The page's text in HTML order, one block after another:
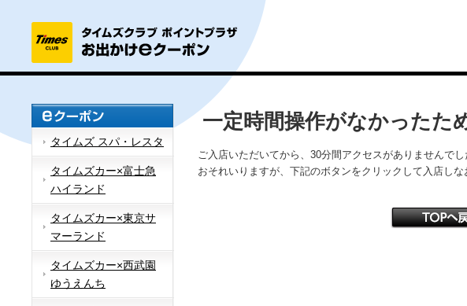
タイムズ スパ・レスタ
タイムズカー×富士急
ハイランド
タイムズカー×東京サ
マーランド
タイムズカー×西武園
ゆうえんち
一定時間操作がなかったた
ご入店いただいてから、30分間アクセスがありませんで
おそれいりますが、下記のボタンをクリックして入店しな